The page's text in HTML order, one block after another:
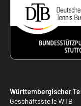
Württembergischer
Geschäftsstelle WTB